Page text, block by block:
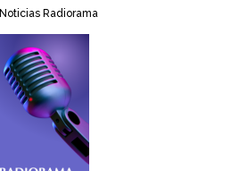
Noticias Radiorama